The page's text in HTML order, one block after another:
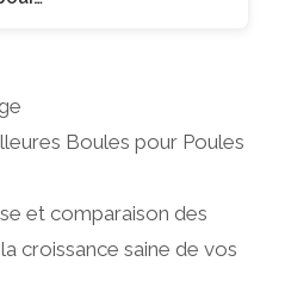
Boules pour Poules
et comparaison des
croissance saine de vos